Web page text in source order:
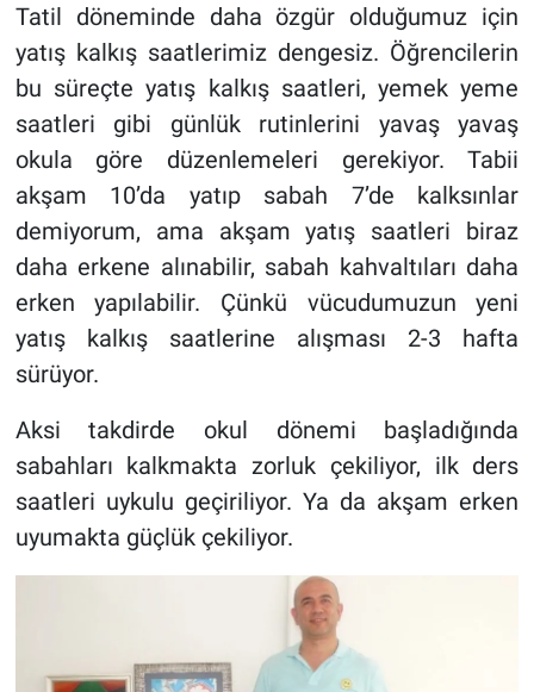
Tatil döneminde daha özgür olduğumuz için
yatış kalkış saatlerimiz dengesiz. Öğrencilerin
bu süreçte yatış kalkış saatleri, yemek yeme
saatleri gibi günlük rutinlerini yavaş yavaş
okula göre düzenlemeleri gerekiyor. Tabii
akşam 10’da yatıp sabah 7’de kalksınlar
demiyorum, ama akşam yatış saatleri biraz
daha erkene alınabilir, sabah kahvaltıları daha
erken yapılabilir. Çünkü vücudumuzun yeni
yatış kalkış saatlerine alışması 2-3 hafta
sürüyor.
Aksi takdirde okul dönemi başladığında
sabahları kalkmakta zorluk çekiliyor, ilk ders
saatleri uykulu geçiriliyor. Ya da akşam erken
uyumakta güçlük çekiliyor.